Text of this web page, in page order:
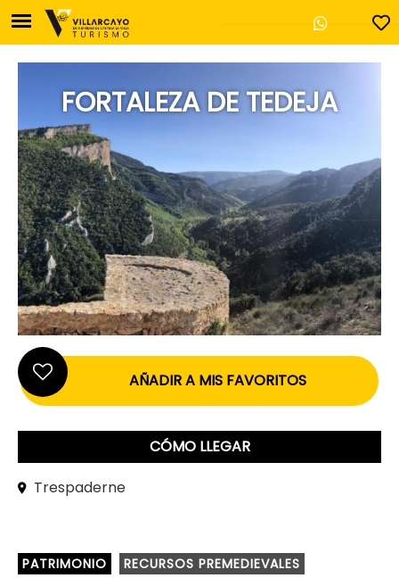
Plaza Mayor, 17
Villarcayo - 09550
947 130 457
AÑADIR A MIS FAVORITOS
CÓMO LLEGAR
Trespaderne
PATRIMONIO RECURSOS PREMEDIEVALES
FORTALEZA DE TEDEJA